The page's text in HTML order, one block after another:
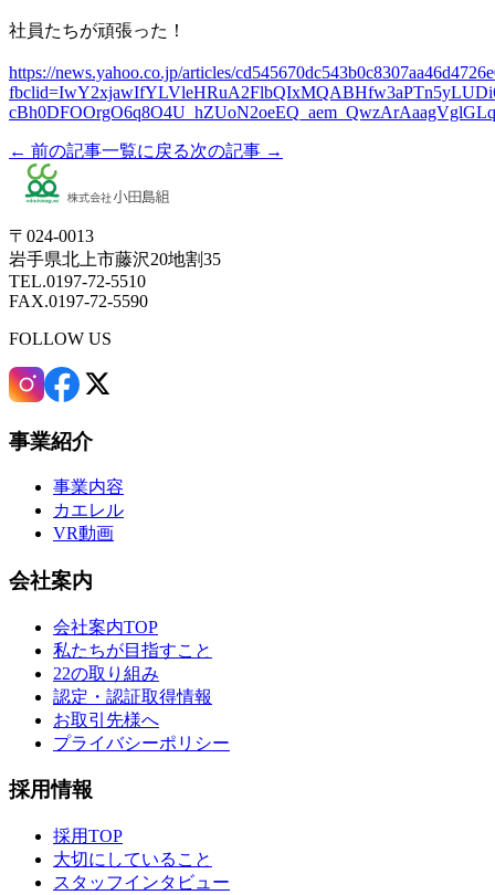
社員たちが頑張った！
https://news.yahoo.co.jp/articles/
← 前の記事一覧に戻る次の記事 →
〒024-0013
岩手県北上市藤沢20地割35
TEL.0197-72-5510
FAX.0197-72-5590
FOLLOW US
事業紹介
事業内容
カエレル
VR動画
会社案内
会社案内TOP
私たちが目指すこと
22の取り組み
認定・認証取得情報
お取引先様へ
プライバシーポリシー
採用情報
採用TOP
大切にしていること
スタッフインタビュー